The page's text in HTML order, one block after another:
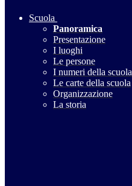
Scuola
Panoramica
Presentazione
I luoghi
Le persone
I numeri della scuola
Le carte della scuola
Organizzazione
La storia